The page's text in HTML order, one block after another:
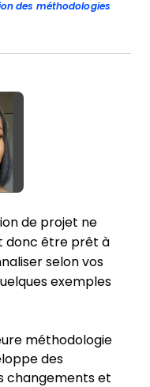
des méthodologies
de projet ne
donc être prêt à
selon vos
exemples
méthodologie
des
changements et